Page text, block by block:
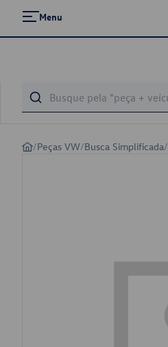
Menu
/Peças VW/Busca Simplificada/